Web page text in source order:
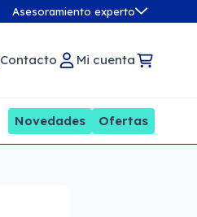
Asesoramiento experto
Contacto Mi cuenta
Novedades Ofertas